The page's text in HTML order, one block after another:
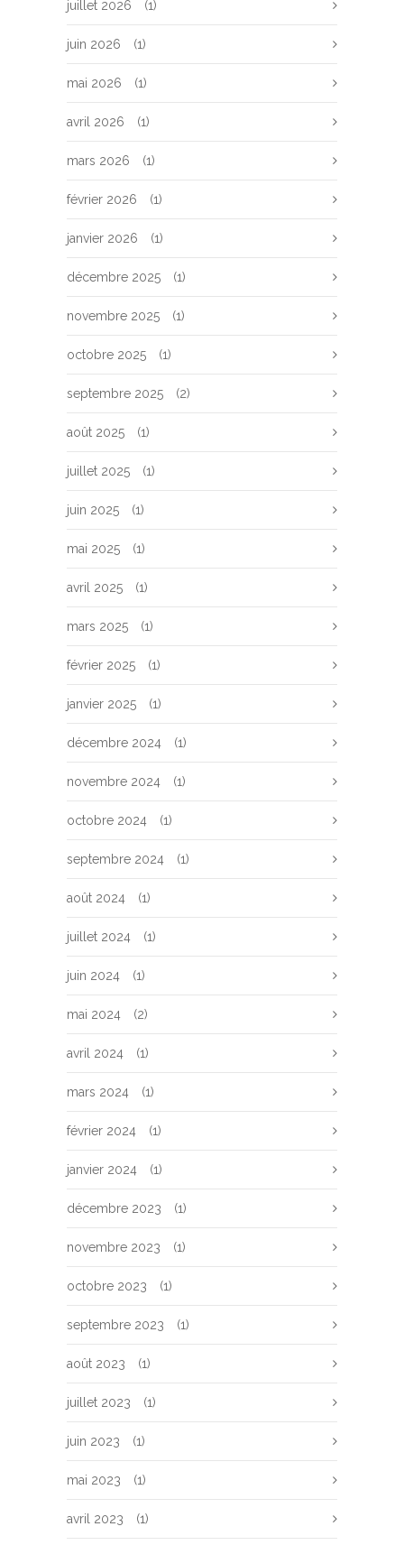
juillet 2026 (1)
juin 2026 (1)
mai 2026 (1)
avril 2026 (1)
mars 2026 (1)
février 2026 (1)
janvier 2026 (1)
décembre 2025 (1)
novembre 2025 (1)
octobre 2025 (1)
septembre 2025 (2)
août 2025 (1)
juillet 2025 (1)
juin 2025 (1)
mai 2025 (1)
avril 2025 (1)
mars 2025 (1)
février 2025 (1)
janvier 2025 (1)
décembre 2024 (1)
novembre 2024 (1)
octobre 2024 (1)
septembre 2024 (1)
août 2024 (1)
juillet 2024 (1)
juin 2024 (1)
mai 2024 (2)
avril 2024 (1)
mars 2024 (1)
février 2024 (1)
janvier 2024 (1)
décembre 2023 (1)
novembre 2023 (1)
octobre 2023 (1)
septembre 2023 (1)
août 2023 (1)
juillet 2023 (1)
juin 2023 (1)
mai 2023 (1)
avril 2023 (1)